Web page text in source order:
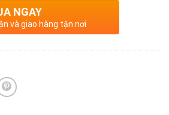
NGAY
và giao hàng tận nơi